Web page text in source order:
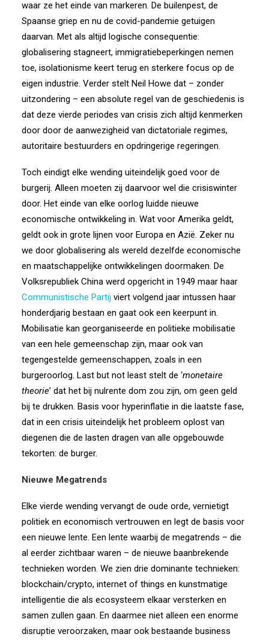
waar ze het einde van markeren. De builenpest, de
Spaanse griep en nu de covid-pandemie getuigen
daarvan. Met als altijd logische consequentie:
globalisering stagneert, immigratiebeperkingen nemen
toe, isolationisme keert terug en sterkere focus op de
eigen industrie. Verder stelt Neil Howe dat – zonder
uitzondering – een absolute regel van de geschiedenis is
dat deze vierde periodes van crisis zich altijd kenmerken
door door de aanwezigheid van dictatoriale regimes,
autoritaire bestuurders en opdringerige regeringen.
Toch eindigt elke wending uiteindelijk goed voor de
burgerij. Alleen moeten zij daarvoor wel die crisiswinter
door. Het einde van elke oorlog luidde nieuwe
economische ontwikkeling in. Wat voor Amerika geldt,
geldt ook in grote lijnen voor Europa en Azië. Zeker nu
we door globalisering als wereld dezelfde economische
en maatschappelijke ontwikkelingen doormaken. De
Volksrepubliek China werd opgericht in 1949 maar haar
Communistische Partij viert volgend jaar intussen haar
honderdjarig bestaan en gaat ook een keerpunt in.
Mobilisatie kan georganiseerde en politieke mobilisatie
van een hele gemeenschap zijn, maar ook van
tegengestelde gemeenschappen, zoals in een
burgeroorlog. Last but not least stelt de ‘monetaire
theorie’ dat het bij nulrente dom zou zijn, om geen geld
bij te drukken. Basis voor hyperinflatie in die laatste fase,
dat in een crisis uiteindelijk het probleem oplost van
diegenen die de lasten dragen van alle opgebouwde
tekorten: de burger.
Nieuwe Megatrends
Elke vierde wending vervangt de oude orde, vernietigt
politiek en economisch vertrouwen en legt de basis voor
een nieuwe lente. Een lente waarbij de megatrends – die
al eerder zichtbaar waren – de nieuwe baanbrekende
technieken worden. We zien drie dominante technieken:
blockchain/crypto, internet of things en kunstmatige
intelligentie die als ecosysteem elkaar versterken en
samen zullen gaan. En daarmee niet alleen een enorme
disruptie veroorzaken, maar ook bestaande business